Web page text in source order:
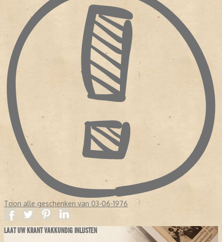
Toon alle geschenken van 03-06-1976
LAAT UW KRANT VAKKUNDIG INLIJSTEN